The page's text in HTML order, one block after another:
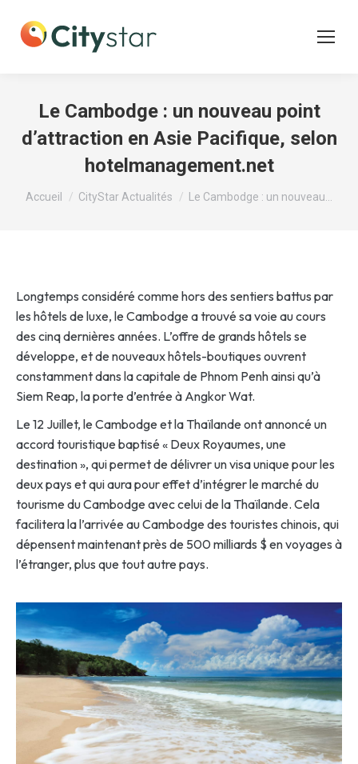
Le Cambodge : un nouveau point
d’attraction en Asie Pacifique, selon
hotelmanagement.net
Vous êtes ici :
Accueil CityStar Actualités Le Cambodge : un nouveau…
Longtemps considéré comme hors des sentiers battus par
les hôtels de luxe, le Cambodge a trouvé sa voie au cours
des cinq dernières années. L’offre de grands hôtels se
développe, et de nouveaux hôtels-boutiques ouvrent
constamment dans la capitale de Phnom Penh ainsi qu’à
Siem Reap, la porte d’entrée à Angkor Wat.
Le 12 Juillet, le Cambodge et la Thaïlande ont annoncé un
accord touristique baptisé « Deux Royaumes, une
destination », qui permet de délivrer un visa unique pour les
deux pays et qui aura pour effet d’intégrer le marché du
tourisme du Cambodge avec celui de la Thaïlande. Cela
facilitera la l’arrivée au Cambodge des touristes chinois, qui
dépensent maintenant près de 500 milliards $ en voyages à
l’étranger, plus que tout autre pays.